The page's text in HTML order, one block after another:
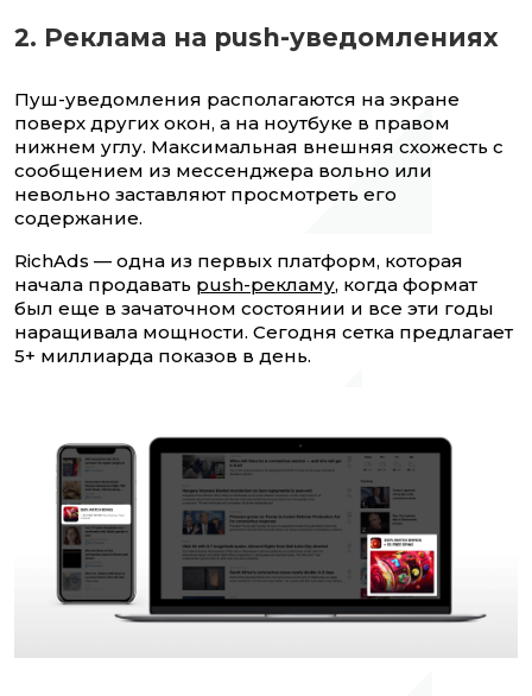
2. Реклама на push-уведомлениях
Пуш-уведомления располагаются на экране
поверх других окон, а на ноутбуке в правом
нижнем углу. Максимальная внешняя схожесть с
сообщением из мессенджера вольно или
невольно заставляют просмотреть его
содержание.
RichAds — одна из первых платформ, которая
начала продавать push-рекламу, когда формат
был еще в зачаточном состоянии и все эти годы
наращивала мощности. Сегодня сетка предлагает
5+ миллиарда показов в день.